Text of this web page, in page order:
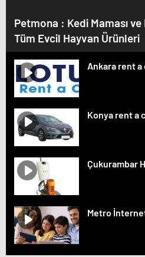
Petmona : Kedi Maması ve
Tüm Evcil Hayvan Ürünleri
Ankara rent a
Konya rent a
Çukurambar
Metro